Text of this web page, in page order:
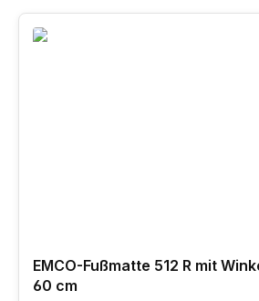
EMCO-Fußmatte 512 R mit
60 cm